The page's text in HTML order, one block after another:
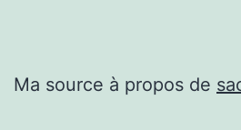
Ma source à propos de